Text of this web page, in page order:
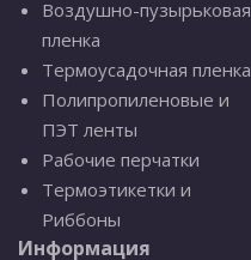
Воздушно-пузырьковая
пленка
Термоусадочная пленка
Полипропиленовые и
ПЭТ ленты
Рабочие перчатки
Термоэтикетки и
Риббоны
Информация